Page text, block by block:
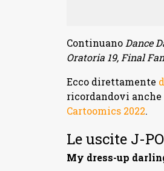
Continuano Dance
Oratoria 19, Final
Ecco direttamente
ricordandovi anche
Cartoomics 2022.
Le uscite J-
My dress-up